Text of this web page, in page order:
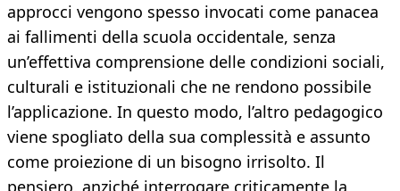
approcci vengono spesso invocati come panacea
ai fallimenti della scuola occidentale, senza
un’effettiva comprensione delle condizioni sociali,
culturali e istituzionali che ne rendono possibile
l’applicazione. In questo modo, l’altro pedagogico
viene spogliato della sua complessità e assunto
come proiezione di un bisogno irrisolto. Il
pensiero, anziché interrogare criticamente la